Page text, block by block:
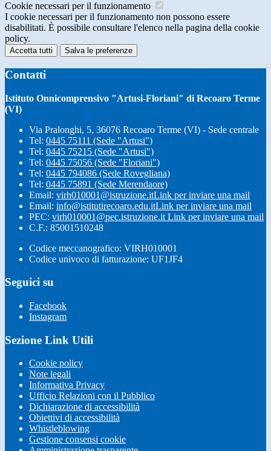
Cookie necessari per il funzionamento
I cookie necessari per il funzionamento non possono essere
disabilitati. È possibile consultare l'elenco nella pagina della cookie
policy.
Accetta tutti Salva le preferenze
Contatti
Istituto Onnicomprensivo "Artusi-Floriani" di Recoaro Terme
(VI)
Via Pralonghi, 5, 36076 Recoaro Terme (VI) - Sede centrale
Tel: 0445 75111 (Sede "Artusi")
Tel: 0445 75215 (Sede "Artusi")
Tel: 0445 75056 (Sede "Floriani")
Tel: 0445 794086 (Sede Rovegliana)
Tel: 0445 75891 (Sede Merendaore)
Email: virh010001@istruzione.itLink per inviare una mail
Email: info@istitutirecoaro.edu.itLink per inviare una mail
PEC: virh010001@pec.istruzione.it Link per inviare una mail
C.F.: 85001510248
Codice meccanografico: VIRH010001
Codice univoco di fatturazione: UF1JF4
Seguici su
Facebook
Instagram
Sezione Link Utili
Cookie policy
Note legali
Informativa Privacy
Ufficio Relazioni con il Pubblico
Dichiarazione di accessibilità
Obiettivi di accessibilità
Whistleblowing
Gestione consensi cookie